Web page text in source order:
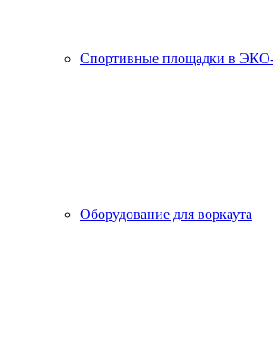
Спортивные площадки в
Оборудование для воркаута